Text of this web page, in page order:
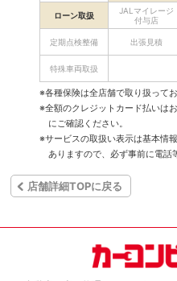
ローン取扱
JALマイレージ
付与店
定期点検整備 出張見積
特殊車両取扱
※各種保険は全店舗で取り扱ってお
※全額のクレジットカード払いは
にご確認ください。
※サービスの取扱い表示は基本情
ありますので、必ず事前に電話
店舗詳細TOPに戻る